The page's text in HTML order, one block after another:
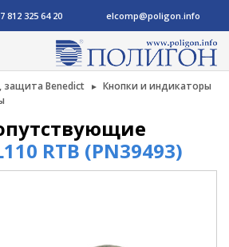
812 325 64 20 elcomp@poligon.info
защита Benedict
Кнопки и индикаторы
RTB (PN39493)